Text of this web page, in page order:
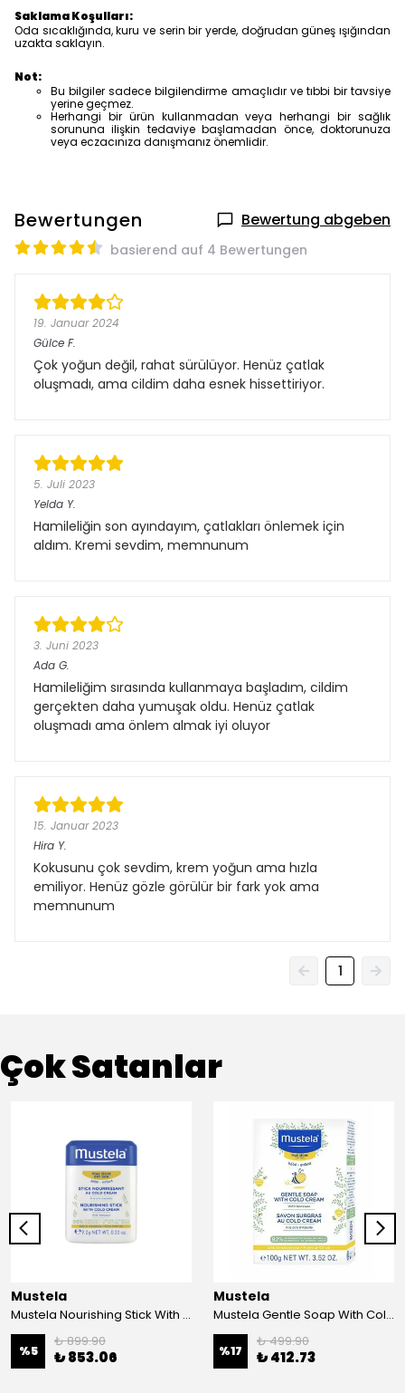
Saklama Koşulları:
Oda sıcaklığında, kuru ve serin bir yerde, doğrudan güneş ışığından
uzakta saklayın.
Not:
Bu bilgiler sadece bilgilendirme amaçlıdır ve tıbbi bir tavsiye
yerine geçmez.
Herhangi bir ürün kullanmadan veya herhangi bir sağlık
sorununa ilişkin tedaviye başlamadan önce, doktorunuza
veya eczacınıza danışmanız önemlidir.
Bewertungen Bewertung abgeben
basierend auf 4 Bewertungen
19. Januar 2024
Gülce F.
Çok yoğun değil, rahat sürülüyor. Henüz çatlak
oluşmadı, ama cildim daha esnek hissettiriyor.
5. Juli 2023
Yelda Y.
Hamileliğin son ayındayım, çatlakları önlemek için
aldım. Kremi sevdim, memnunum
3. Juni 2023
Ada G.
Hamileliğim sırasında kullanmaya başladım, cildim
gerçekten daha yumuşak oldu. Henüz çatlak
oluşmadı ama önlem almak iyi oluyor
15. Januar 2023
Hira Y.
Kokusunu çok sevdim, krem yoğun ama hızla
emiliyor. Henüz gözle görülür bir fark yok ama
memnunum
1
Çok Satanlar
Mustela
Mustela Nourishing Stick With Cold Cream 9.2 gr
%5
₺ 899.90
₺ 853.06
Mustela
Mustela Gentle Soap With Cold Cream 100g
%17
₺ 499.90
₺ 412.73